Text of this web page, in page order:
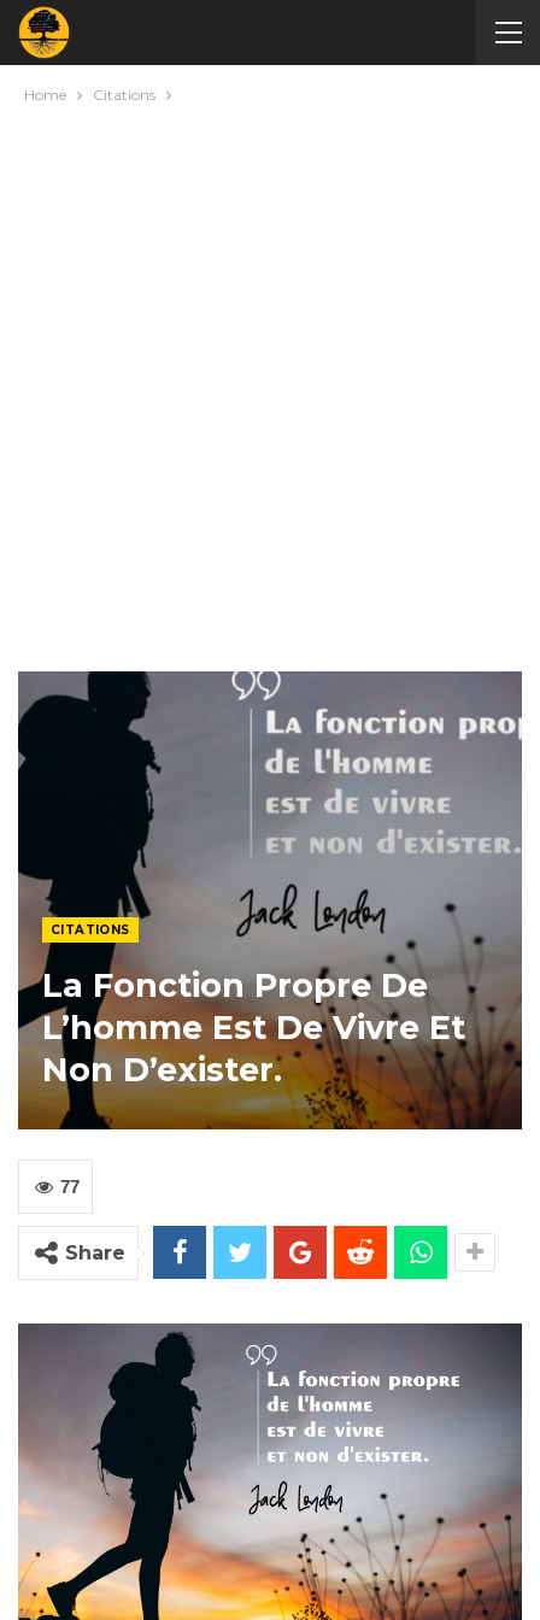
Home Citations
CITATIONS
La Fonction Propre De
L’homme Est De Vivre Et
Non D’exister.
77
Share